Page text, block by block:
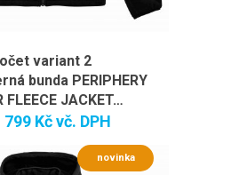
variant 2
bunda PERIPHERY
FLEECE JACKET…
799 Kčvč. DPH
novinka